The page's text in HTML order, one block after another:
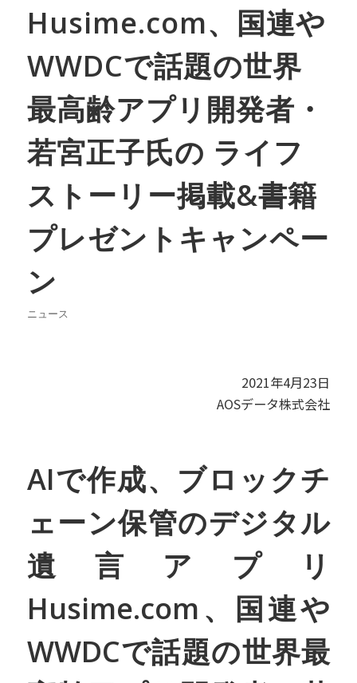
Husime.com、国連や
WWDCで話題の世界
最高齢アプリ開発者・
若宮正子氏の ライフ
ストーリー掲載&書籍
プレゼントキャンペー
ン
ニュース
2021年4月23日
AOSデータ株式会社
AIで作成、ブロックチ
ェーン保管のデジタル
遺言アプリ
Husime.com、国連や
WWDCで話題の世界最